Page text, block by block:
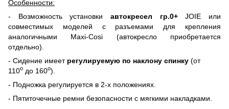
Особенности:
- Возможность установки автокресел гр.0+ JOIE
или
совместимых моделей с разъемами для крепления
аналогичными Maxi-Cosi (автокресло приобретается
отдельно).
- Сидение имеет регулируемую по наклону спинку (от
110о до 160о).
- Подножка регулируется в 2-х положениях.
- Пятиточечные ремни безопасности с мягкими накладками.